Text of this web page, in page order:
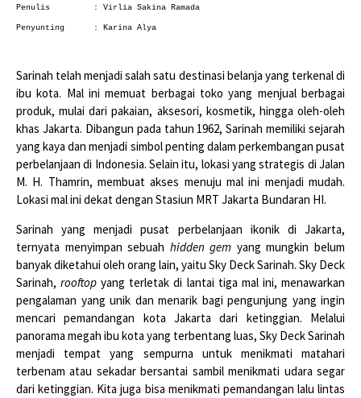
Penulis : Virlia Sakina Ramada
Penyunting : Karina Alya
Sarinah telah menjadi salah satu destinasi belanja yang terkenal di
ibu kota. Mal ini memuat berbagai toko yang menjual berbagai
produk, mulai dari pakaian, aksesori, kosmetik, hingga oleh-oleh
khas Jakarta. Dibangun pada tahun 1962, Sarinah memiliki sejarah
yang kaya dan menjadi simbol penting dalam perkembangan pusat
perbelanjaan di Indonesia. Selain itu, lokasi yang strategis di Jalan
M. H. Thamrin, membuat akses menuju mal ini menjadi mudah.
Lokasi mal ini dekat dengan Stasiun MRT Jakarta Bundaran HI.
Sarinah yang menjadi pusat perbelanjaan ikonik di Jakarta,
ternyata menyimpan sebuah hidden gem yang mungkin belum
banyak diketahui oleh orang lain, yaitu Sky Deck Sarinah. Sky Deck
Sarinah,rooftop yang terletak di lantai tiga mal ini, menawarkan
pengalaman yang unik dan menarik bagi pengunjung yang ingin
mencari pemandangan kota Jakarta dari ketinggian. Melalui
panorama megah ibu kota yang terbentang luas, Sky Deck Sarinah
menjadi tempat yang sempurna untuk menikmati matahari
terbenam atau sekadar bersantai sambil menikmati udara segar
dari ketinggian. Kita juga bisa menikmati pemandangan lalu lintas